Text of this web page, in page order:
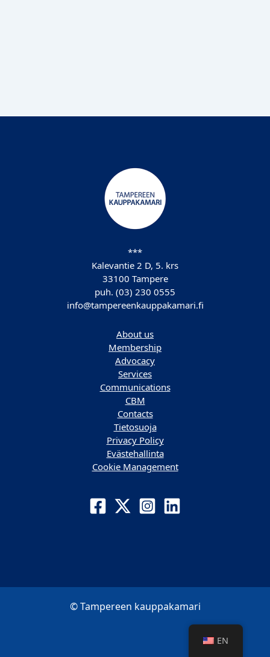
***
Kalevantie 2 D, 5. krs
33100 Tampere
puh. (03) 230 0555
info@tampereenkauppakamari.fi
About us
Membership
Advocacy
Services
Communications
CBM
Contacts
Tietosuoja
Privacy Policy
Evästehallinta
Cookie Management
© Tampereen kauppakamari
EN